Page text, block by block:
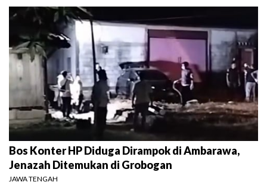
Bos Konter HP Diduga Dirampok di Ambarawa,
Jenazah Ditemukan di Grobogan
JAWA TENGAH